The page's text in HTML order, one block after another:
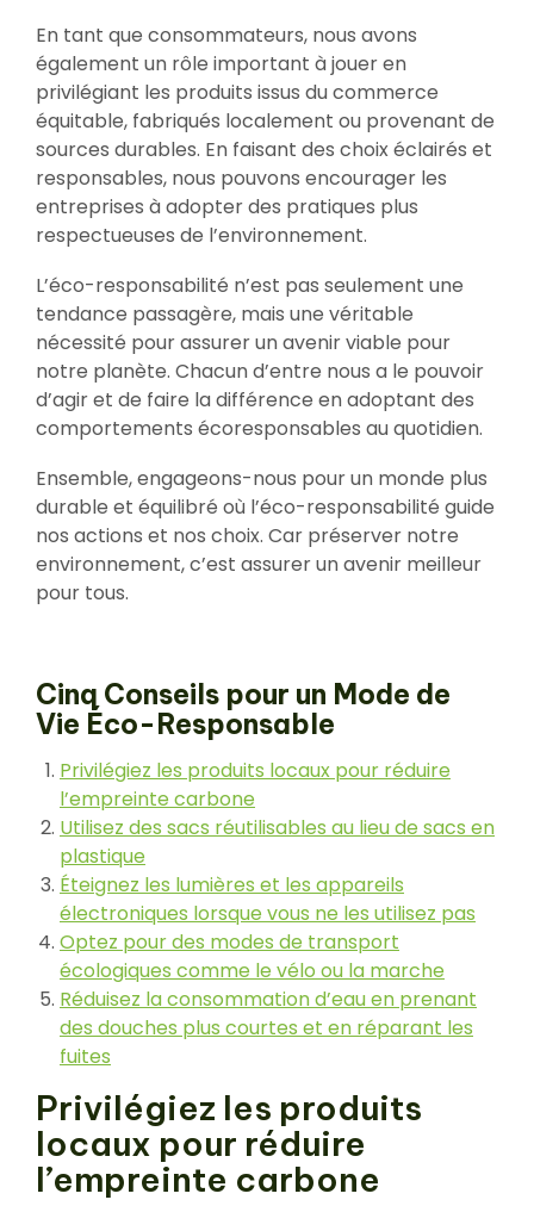
En tant que consommateurs, nous avons
également un rôle important à jouer en
privilégiant les produits issus du commerce
équitable, fabriqués localement ou provenant de
sources durables. En faisant des choix éclairés et
responsables, nous pouvons encourager les
entreprises à adopter des pratiques plus
respectueuses de l’environnement.
L’éco-responsabilité n’est pas seulement une
tendance passagère, mais une véritable
nécessité pour assurer un avenir viable pour
notre planète. Chacun d’entre nous a le pouvoir
d’agir et de faire la différence en adoptant des
comportements écoresponsables au quotidien.
Ensemble, engageons-nous pour un monde plus
durable et équilibré où l’éco-responsabilité guide
nos actions et nos choix. Car préserver notre
environnement, c’est assurer un avenir meilleur
pour tous.
Cinq Conseils pour un Mode de
Vie Éco-Responsable
Privilégiez les produits locaux pour réduire
l’empreinte carbone
Utilisez des sacs réutilisables au lieu de sacs en
plastique
Éteignez les lumières et les appareils
électroniques lorsque vous ne les utilisez pas
Optez pour des modes de transport
écologiques comme le vélo ou la marche
Réduisez la consommation d’eau en prenant
des douches plus courtes et en réparant les
fuites
Privilégiez les produits
locaux pour réduire
l’empreinte carbone